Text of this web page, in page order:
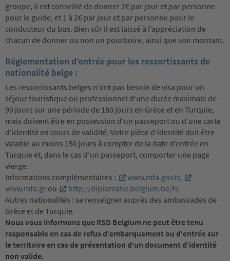
groupe, il est conseillé de donner 2€ par jour et par personne
pour le guide, et 1 à 2€ par jour et par personne pour le
conducteur du bus. Bien sûr il est laissé à l’appréciation de
chacun de donner ou non un pourboire, ainsi que son montant.
Réglementation d’entrée pour les ressortissants de
nationalité belge :
Les ressortissants belges n‘ont pas besoin de visa pour un
séjour touristique ou professionnel d‘une durée maximale de
90 jours sur une période de 180 jours en Grèce et en Turquie,
mais doivent être en possession d‘un passeport ou d‘une carte
d‘identité en cours de validité. Votre pièce d‘identité doit être
valable au moins 150 jours à compter de la date d‘entrée en
Turquie et, dans le cas d‘un passeport, comporter une page
vierge.
Informations complémentaires :
www.mfa.gov.tr,
www.mfa.gr ou http://diplomatie.belgium.be/fr.
Autres nationalités : se renseigner auprès des ambassades de
Grèce et de Turquie.
Nous vous informons que RSD Belgium ne peut être tenu
responsable en cas de refus d‘embarquement ou d‘entrée sur
le territoire en cas de présentation d‘un document d‘identité
non valide.